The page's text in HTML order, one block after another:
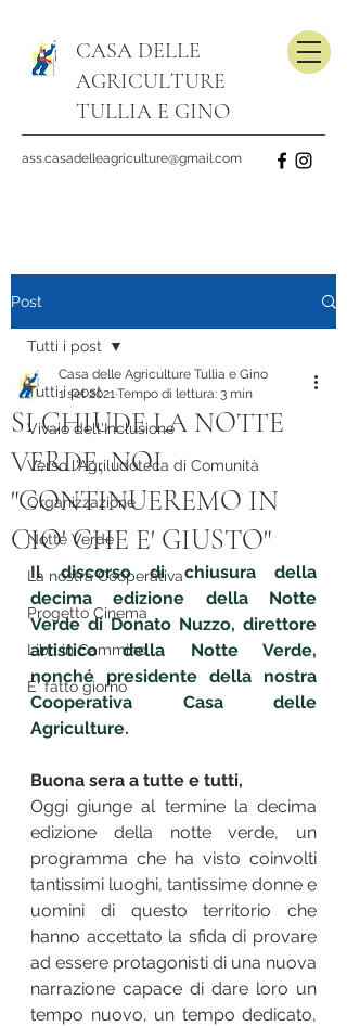
CASA DELLE
AGRICULTURE
TULLIA E GINO
ass.casadelleagriculture@gmail.com
Post
Tutti i post
Vivaio dell'Inclusione
Verso l'Agriludoteca di Comunità
Organizzazione
Notte Verde
La nostra Cooperativa
Progetto Cinema
Libri in Cammino
E' fatto giorno
Tutti i post
SI CHIUDE LA NOTTE
VERDE, NOI
"CONTINUEREMO IN
CIO' CHE E' GIUSTO"
Casa delle Agriculture Tullia e Gino
1 set 2021Tempo di lettura: 3 min
Il discorso di chiusura della
decima edizione della Notte
Verde di Donato Nuzzo, direttore
artistico della Notte Verde,
nonché presidente della nostra
Cooperativa Casa delle
Agriculture.
Buona sera a tutte e tutti,
Oggi giunge al termine la decima
edizione della notte verde, un
programma che ha visto coinvolti
tantissimi luoghi, tantissime donne e
uomini di questo territorio che
hanno accettato la sfida di provare
ad essere protagonisti di una nuova
narrazione capace di dare loro un
tempo nuovo, un tempo dedicato,